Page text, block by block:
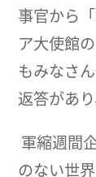
事官から
ア大使館
もみなさ
返答があ
軍縮週間
のない世